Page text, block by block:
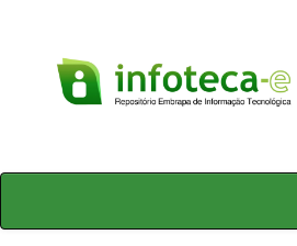
Skip